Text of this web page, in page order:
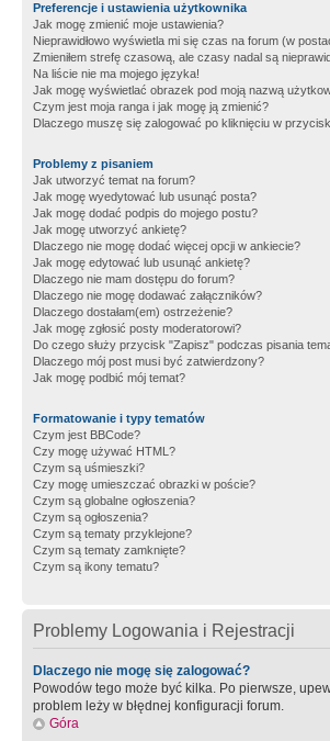
Preferencje i ustawienia użytkownika
Jak mogę zmienić moje ustawienia?
Nieprawidłowo wyświetla mi się czas na forum (w
Zmieniłem strefę czasową, ale czasy nadal są
Na liście nie ma mojego języka!
Jak mogę wyświetlać obrazek pod moją nazwą
Czym jest moja ranga i jak mogę ją zmienić?
Dlaczego muszę się zalogować po kliknięciu w
Problemy z pisaniem
Jak utworzyć temat na forum?
Jak mogę wyedytować lub usunąć posta?
Jak mogę dodać podpis do mojego postu?
Jak mogę utworzyć ankietę?
Dlaczego nie mogę dodać więcej opcji w ankiecie?
Jak mogę edytować lub usunąć ankietę?
Dlaczego nie mam dostępu do forum?
Dlaczego nie mogę dodawać załączników?
Dlaczego dostałam(em) ostrzeżenie?
Jak mogę zgłosić posty moderatorowi?
Do czego służy przycisk "Zapisz" podczas pisania
Dlaczego mój post musi być zatwierdzony?
Jak mogę podbić mój temat?
Formatowanie i typy tematów
Czym jest BBCode?
Czy mogę używać HTML?
Czym są uśmieszki?
Czy mogę umieszczać obrazki w poście?
Czym są globalne ogłoszenia?
Czym są ogłoszenia?
Czym są tematy przyklejone?
Czym są tematy zamknięte?
Czym są ikony tematu?
Problemy Logowania i Rejestracji
Dlaczego nie mogę się zalogować?
Powodów tego może być kilka. Po pierwsze,
problem leży w błędnej konfiguracji forum.
Góra